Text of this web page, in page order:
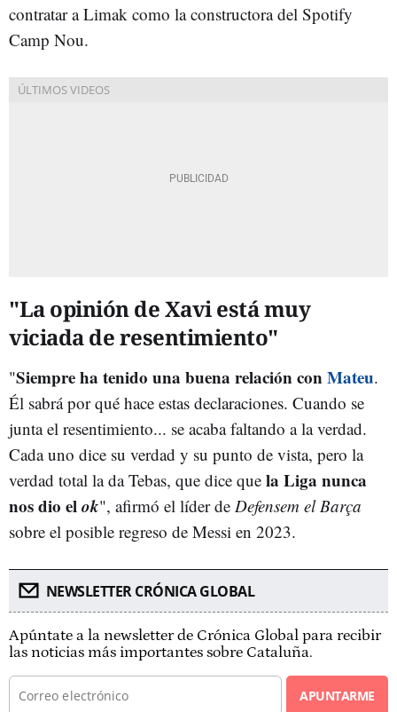
contratar a Limak como la constructora del Spotify
Camp Nou.
"La opinión de Xavi está muy
viciada de resentimiento"
"Siempre ha tenido una buena relación conMateu.
Él sabrá por qué hace estas declaraciones. Cuando se
junta el resentimiento... se acaba faltando a la verdad.
Cada uno dice su verdad y su punto de vista, pero la
verdad total la da Tebas, que dice que la Liga nunca
nos dio elok", afirmó el líder de Defensem el Barça
sobre el posible regreso de Messi en 2023.
NEWSLETTER CRÓNICA GLOBAL
Apúntate a la newsletter de Crónica Global para recibir
las noticias más importantes sobre Cataluña.
APUNTARME